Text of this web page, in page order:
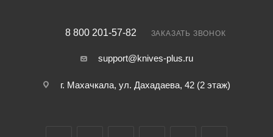
8 800 201-57-82 ЗАКАЗАТЬ ЗВОНОК
support@knives-plus.ru
г. Махачкала, ул. Дахадаева, 42 (2 этаж)